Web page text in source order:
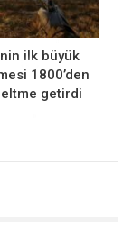
ilk büyük
1800’den
getirdi